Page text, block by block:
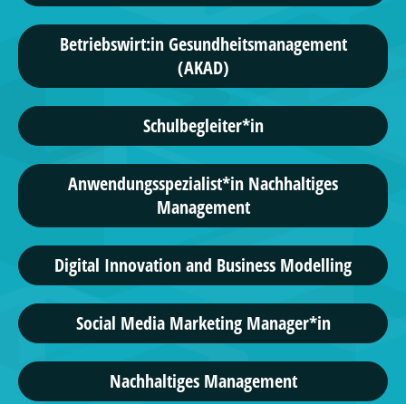
Betriebswirt:in Gesundheitsmanagement
(AKAD)
Schulbegleiter*in
Anwendungsspezialist*in Nachhaltiges
Management
Digital Innovation and Business Modelling
Social Media Marketing Manager*in
Nachhaltiges Management